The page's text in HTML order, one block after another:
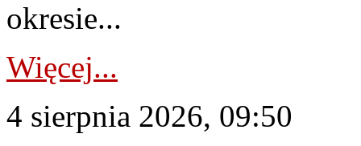
okresie...
Więcej...
4 sierpnia 2026, 09:50